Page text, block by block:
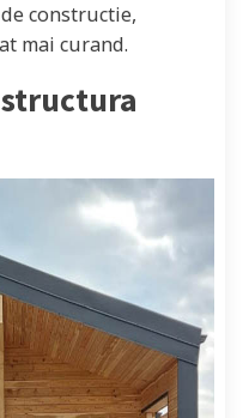
constructie,
mai curand.